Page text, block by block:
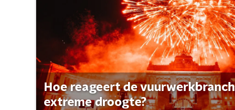
Hoe reageert de
extreme droogte?